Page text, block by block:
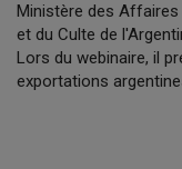
Ministère des Affaires
et du Culte de
Lors du webinaire, il
exportations